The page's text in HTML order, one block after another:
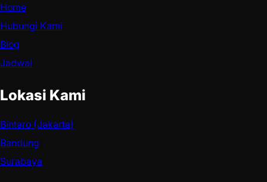
Home
Hubungi Kami
Blog
Jadwal
Lokasi Kami
Bintaro (Jakarta)
Bandung
Surabaya